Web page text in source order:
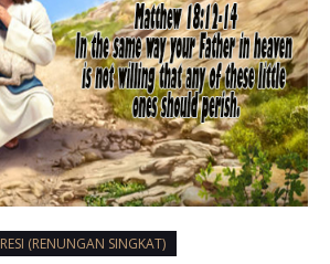
RESI (RENUNGAN SINGKAT)